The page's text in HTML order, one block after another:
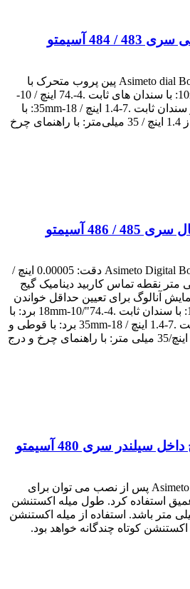
آسیمتو
Asimeto dial Bore Gauges Series 483 / 484 پین پروب متحرک با
توپ کاربید 0.24-.4" / 6-10mm: با سندان های ثابت .4-.74 اینچ / 10-
18 متر: با راهنمای صفحه و سندان ثابت .7-1.4 اینچ / 18-35mm: با
قوطی و سندان ثابت بیش از 1.4 اینچ / 35 میلی‌متر: با راهنمای چرخ
486 آسیمتو
Asimeto Digital Bore Gauges Series 485 / 486 دقت: 0.00005 اینچ /
میلی متر / 0.001 میلی متر نقطه تماس کاربید دینامیک گیج
آنالوگ برای تعیین حداقل خواندن
هستند برد 0.24-.4"/6-10mm: با سندان ثابت .4-.74"/10-18mm برد: با
راهنمای صفحه و سندان ثابت .7-1.4 اینچ / 18-35mm برد: با قوطی و
سندان ثابت برد بیش از 1.4 اینچ/35 میلی متر: با راهنمای چرخ و درج
سری 480 آسیمتو
Asimeto Extension Rods Series 480 پس از نصب می توان برای
عمیق استفاده کرد. طول میله اکستنشن
تا 40 اینچ / 1000 میلی متر باشد. استفاده از میله اکستنشن
اکستنشن کوتاه چندگانه خواهد بود.